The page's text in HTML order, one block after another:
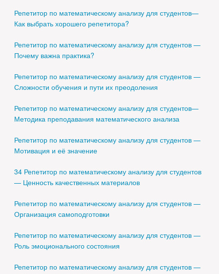
Репетитор по математическому анализу для студентов—
Как выбрать хорошего репетитора?
Репетитор по математическому анализу для студентов —
Почему важна практика?
Репетитор по математическому анализу для студентов —
Сложности обучения и пути их преодоления
Репетитор по математическому анализу для студентов—
Методика преподавания математического анализа
Репетитор по математическому анализу для студентов —
Мотивация и её значение
34 Репетитор по математическому анализу для студентов
— Ценность качественных материалов
Репетитор по математическому анализу для студентов —
Организация самоподготовки
Репетитор по математическому анализу для студентов —
Роль эмоционального состояния
Репетитор по математическому анализу для студентов —